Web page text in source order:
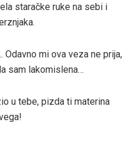
staračke ruke na sebi i
mi ova veza ne prija,
sam lakomislena…
u tebe, pizda ti materina